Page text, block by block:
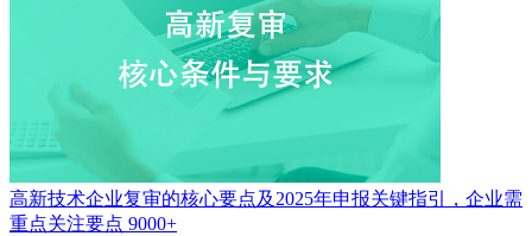
高新技术企业复审的核心要点及2025年申报关键指引，企业需
重点关注要点 9000+